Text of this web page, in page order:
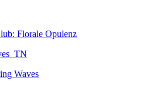
Florale Opulenz
Waves